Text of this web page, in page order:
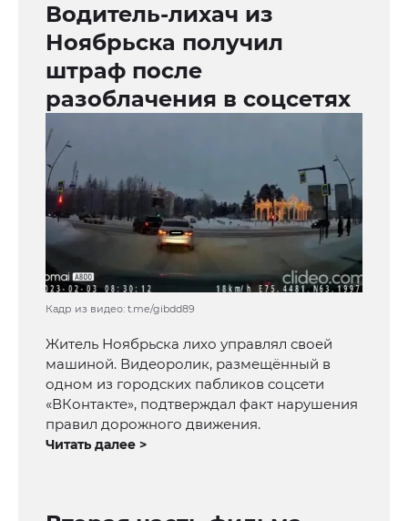
Водитель-лихач из
Ноябрьска получил
штраф после
разоблачения в соцсетях
Кадр из видео: t.me/gibdd89
Житель Ноябрьска лихо управлял своей
машиной. Видеоролик, размещённый в
одном из городских пабликов соцсети
«ВКонтакте», подтверждал факт нарушения
правил дорожного движения.
Читать далее >